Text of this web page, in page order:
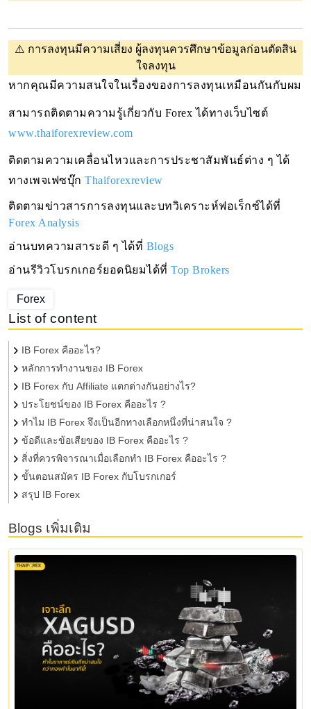
⚠️ การลงทุนมีความเสี่ยง ผู้ลงทุนควรศึกษาข้อมูลก่อนตัดสิน
ใจลงทุน
www.thaiforexreview.com
ติดตามความเคลื่อนไหวและการประชาสัมพันธ์ต่าง ๆ ได้
ทางเพจเฟซบุ๊ก Thaiforexreview
Forex Analysis
อ่านบทความสาระดี ๆ ได้ที่ Blogs
อ่านรีวิวโบรกเกอร์ยอดนิยมได้ที่ Top Brokers
Forex
List of content
IB Forex คืออะไร?
หลักการทำงานของ IB Forex
IB Forex กับ Affiliate แตกต่างกันอย่างไร?
ประโยชน์ของ IB Forex คืออะไร ?
ทำไม IB Forex จึงเป็นอีกทางเลือกหนึ่งที่น่าสนใจ ?
ข้อดีและข้อเสียของ IB Forex คืออะไร ?
สิ่งที่ควรพิจารณาเมื่อเลือกทำ IB Forex คืออะไร ?
ขั้นตอนสมัคร IB Forex กับโบรกเกอร์
สรุป IB Forex
Blogs เพิ่มเติม